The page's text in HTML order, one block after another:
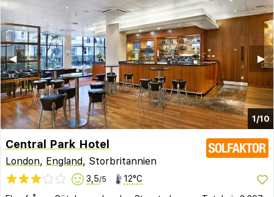
1/10
▶︎
◀︎
Central Park Hotel
London, England, Storbritannien
3,5/5 12°C